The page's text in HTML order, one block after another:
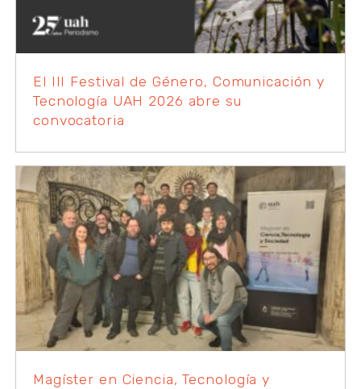
El III Festival de Género, Comunicación y
Tecnología UAH 2026 abre su
convocatoria
Magíster en Ciencia, Tecnología y